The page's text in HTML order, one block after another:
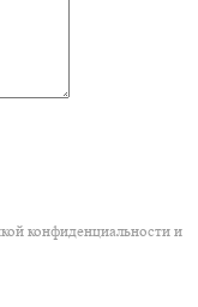
конфиденциальности и